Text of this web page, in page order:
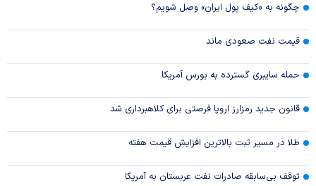
چگونه به «کیف پول ایران» وصل شویم؟
قیمت نفت صعودی ماند
حمله سایبری گسترده به بورس آمریکا
قانون جدید رمزارز اروپا فرصتی برای کلاهبرداری شد
طلا در مسیر ثبت بالاترین افزایش قیمت هفته
توقف بی‌سابقه صادرات نفت عربستان به آمریکا